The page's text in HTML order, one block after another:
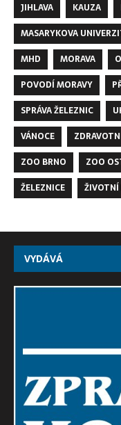
JIHLAVA
KAUZA
MASARYKOVA
MHD
MORAVA
POVODÍ MORAVY
SPRÁVA ŽELEZNIC
VÁNOCE
ZOO BRNO
ZOO
ŽELEZNICE
ŽIVOTNÍ
VYDÁVÁ